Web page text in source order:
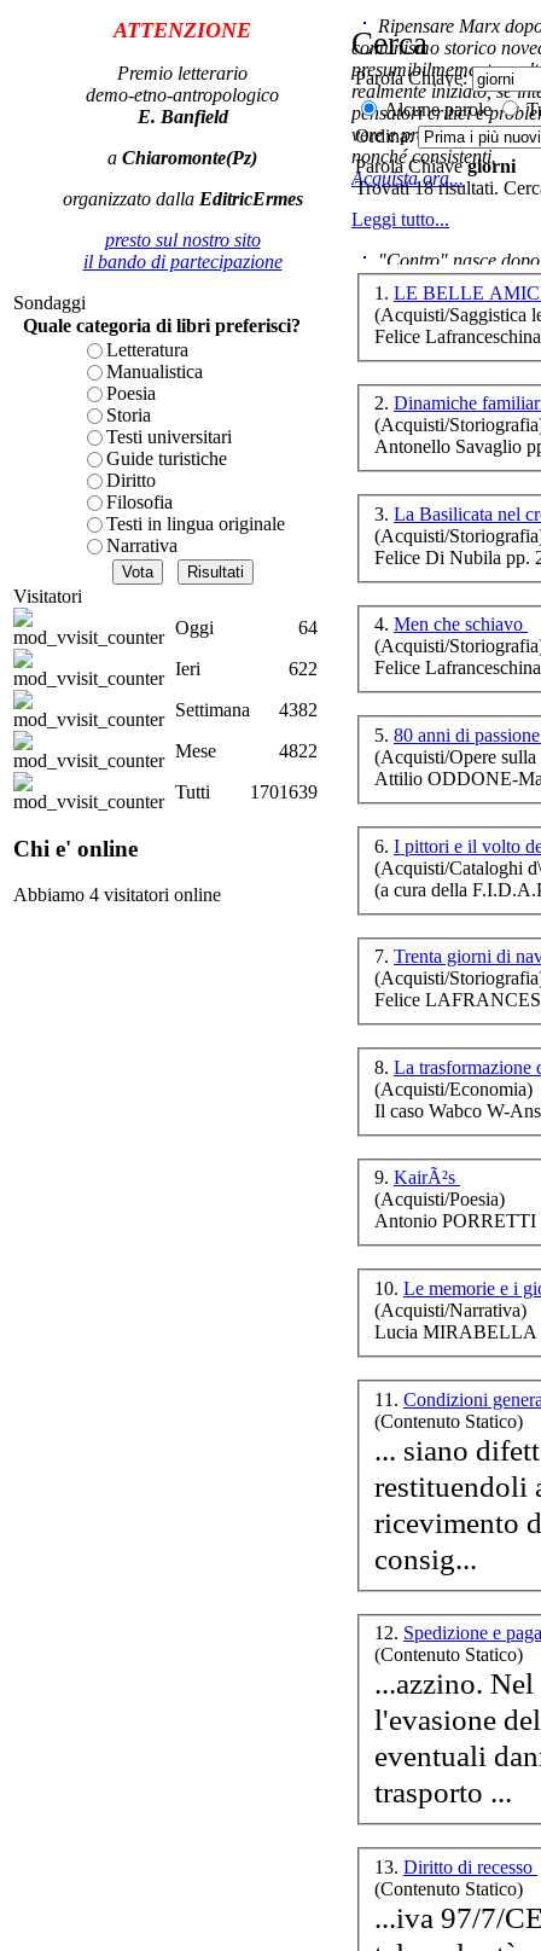
Il
La
ATTENZIONE
Premio letterario
demo-etno-antropologico
E. Banfield
a Chiaromonte(Pz)
organizzato dalla EditricErmes
presto sul nostro sito
il bando di partecipazione
Sondaggi
Quale categoria di libri preferisci?
Letteratura
Manualistica
Poesia
Storia
Testi universitari
Guide turistiche
Diritto
Filosofia
Testi in lingua originale
Narrativa
Visitatori
Oggi
64
Ieri
622
Settimana
4382
Mese
4822
Tutti
1701639
Chi e' online
Abbiamo 4 visitatori online
Ripensare Marx
comunismo storico
presumibilmemente
realmente iniziato, se
pensatori critici e
vere e proprie correnti
nonché consistenti.
Acquista ora...
Leggi tutto...
"Contro" nasce
cominciato con la
ripensaremarx. i saggi
questa collaborazione
è teorica, sempre però
presente fase.
Acquista ora...
A feed could not be
http://www.lastampa.it/
Cerca
Parola Chiave:
Alcune parole
Ordina:
Parola Chiavegiorni
Trovati 18 risultati.
1. LE BELLE
(Acquisti/Saggistica
Felice
2. Dinamiche
(Acquisti/
Antonello Savaglio
3. La Basilicata nel
(Acquisti/
Felice Di Nubila pp.
4. Men che schiavo
(Acquisti/
Felice
5. 80 anni di
(Acquisti/Opere sulla
Attilio ODDONE-
6. I pittori e il volto
(Acquisti/Cataloghi
(a cura della
7. Trenta giorni di
(Acquisti/
Felice
8. La trasformazione
(Acquisti/Economia)
Il caso Wabco W-
9. KairÃ²s
(Acquisti/Poesia)
Antonio PORRETTI
10. Le memorie e i
(Acquisti/Narrativa)
Lucia MIRABELLA
11. Condizioni
(Contenuto Statico)
... siano
restituendoli
ricevimento
consig...
12. Spedizione e
(Contenuto Statico)
...azzino. Nel caso di merce non presente nei nostri magazzini,
l'evasione
eventuali
trasporto ...
13. Diritto di recesso
(Contenuto Statico)
...iva 97/7/